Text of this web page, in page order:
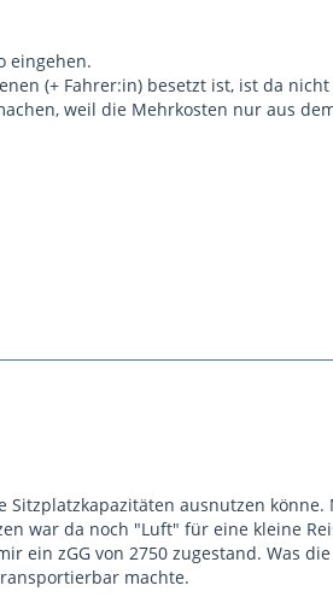
eingehen.
(+ Fahrer:in) besetzt ist, ist da
weil die Mehrkosten nur aus
ausnutzen
war da noch "Luft" für eine kleine
ein zGG von 2750 zugestand. Was
machte.